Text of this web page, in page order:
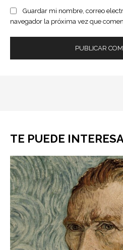
Guardar mi nombre, correo
navegador la próxima vez que
TE PUEDE